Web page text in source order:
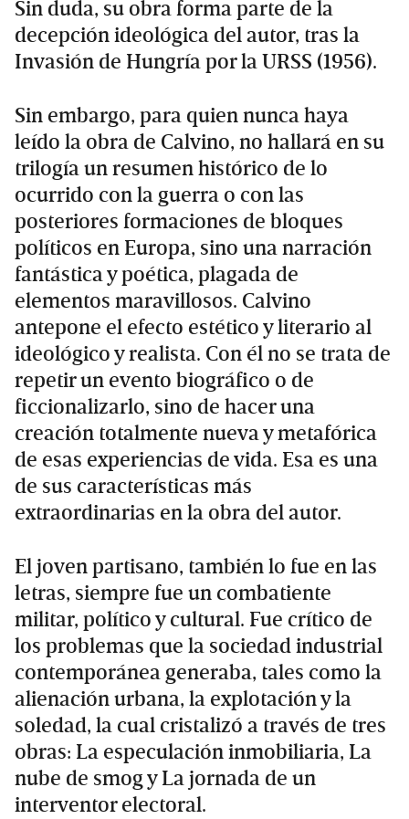
Sin duda, su obra forma parte de la
decepción ideológica del autor, tras la
Invasión de Hungría por la URSS (1956).
Sin embargo, para quien nunca haya
leído la obra de Calvino, no hallará en su
trilogía un resumen histórico de lo
ocurrido con la guerra o con las
posteriores formaciones de bloques
políticos en Europa, sino una narración
fantástica y poética, plagada de
elementos maravillosos. Calvino
antepone el efecto estético y literario al
ideológico y realista. Con él no se trata de
repetir un evento biográfico o de
ficcionalizarlo, sino de hacer una
creación totalmente nueva y metafórica
de esas experiencias de vida. Esa es una
de sus características más
extraordinarias en la obra del autor.
El joven partisano, también lo fue en las
letras, siempre fue un combatiente
militar, político y cultural. Fue crítico de
los problemas que la sociedad industrial
contemporánea generaba, tales como la
alienación urbana, la explotación y la
soledad, la cual cristalizó a través de tres
obras: La especulación inmobiliaria, La
nube de smog y La jornada de un
interventor electoral.